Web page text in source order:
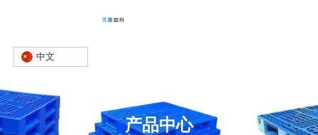
中文
产品中心